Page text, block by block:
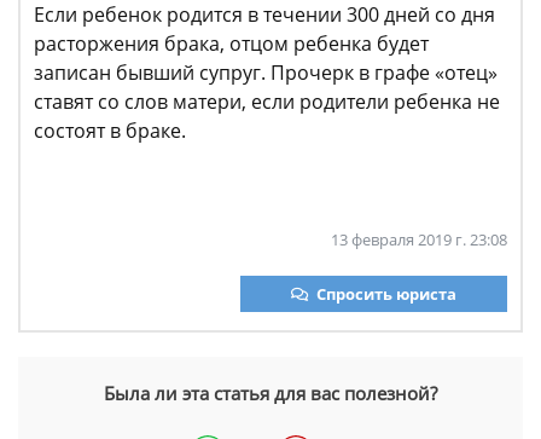
Если ребенок родится в течении 300 дней со дня
расторжения брака, отцом ребенка будет
записан бывший супруг. Прочерк в графе «отец»
ставят со слов матери, если родители ребенка не
состоят в браке.
13 февраля 2019 г. 23:08
Спросить юриста
Была ли эта статья для вас полезной?